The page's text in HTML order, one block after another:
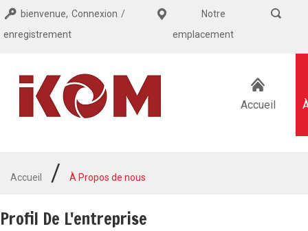
bienvenue, Connexion /
enregistrement
Notre
emplacement
Accueil
Accueil / À Propos de nous
Profil De L'entreprise